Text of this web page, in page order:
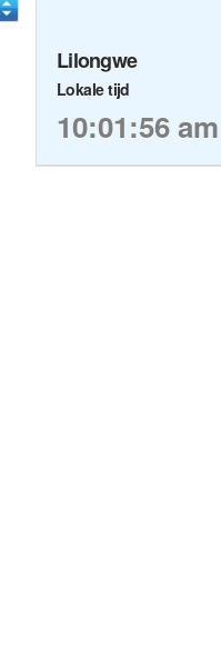
Lilongwe
Lokale tijd
10:01:56 am